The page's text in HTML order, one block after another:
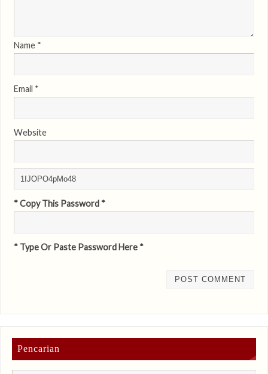
Name *
Email *
Website
* Copy This Password *
* Type Or Paste Password Here *
Pencarian